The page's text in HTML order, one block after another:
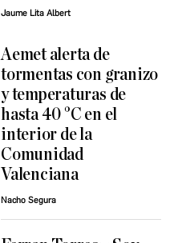
Jaume Lita Albert
Aemet alerta de
tormentas con granizo
y temperaturas de
hasta 40 °C en el
interior de la
Comunidad
Valenciana
Nacho Segura